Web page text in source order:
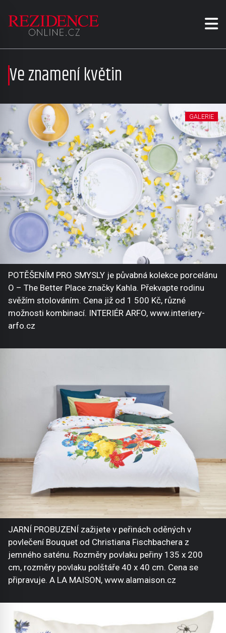
Ve znamení květin
GALERIE
POTĚŠENÍM PRO SMYSLY je půvabná kolekce porcelánu
O – The Better Place značky Kahla. Překvapte rodinu
svěžím stolováním. Cena již od 1 500 Kč, různé
možnosti kombinací. INTERIÉR ARFO, www.interiery-
arfo.cz
JARNÍ PROBUZENÍ zažijete v peřinách oděných v
povlečení Bouquet od Christiana Fischbachera z
jemného saténu. Rozměry povlaku peřiny 135 x 200
cm, rozměry povlaku polštáře 40 x 40 cm. Cena se
připravuje. A LA MAISON, www.alamaison.cz